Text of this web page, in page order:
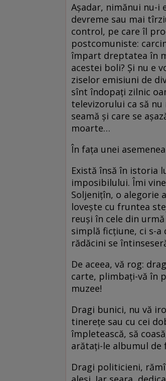
Aşadar, nimănui nu-i
devreme sau mai
control, pe care îl
postcomuniste:
împart dreptatea în
acestei boli? Şi nu e
ziselor emisiuni de
sînt îndopaţi zilnic
televizorului ca să
seamă şi care se
moarte…
În faţa unei
Există însă în istoria
imposibilului. Îmi
Soljeniţîn, o alegorie
loveşte cu fruntea
reuşi în cele din
simplă ficţiune, ci s-
rădăcini se
De aceea, vă rog:
carte, plimbaţi-vă în
muzee!
Dragi bunici, nu vă
tinereţe sau cu cei
împletească, să
arătaţi-le albumul de
Dragi politicieni,